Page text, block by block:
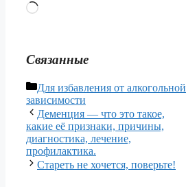
Загрузка…
Связанные
Рубрики
Для избавления от алкогольной
зависимости
Деменция — что это такое,
какие её признаки, причины,
диагностика, лечение,
профилактика.
Стареть не хочется, поверьте!